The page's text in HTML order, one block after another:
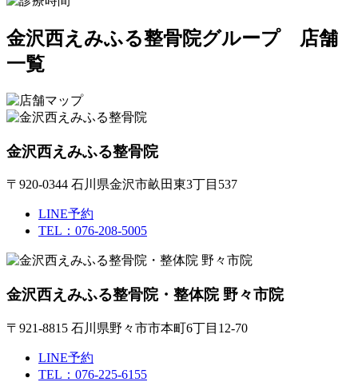
金沢西えみふる整骨院グループ 店舗
一覧
金沢西えみふる整骨院
〒920-0344 石川県金沢市畝田東3丁目537
LINE予約
TEL：076-208-5005
金沢西えみふる整骨院・整体院 野々市院
〒921-8815 石川県野々市市本町6丁目12-70
LINE予約
TEL：076-225-6155